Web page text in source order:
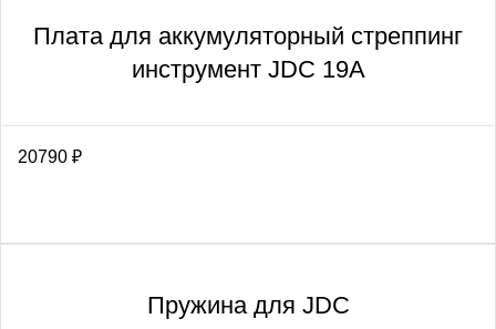
Плата для аккумуляторный стреппинг
инструмент JDC 19A
20790 ₽
Пружина для JDC